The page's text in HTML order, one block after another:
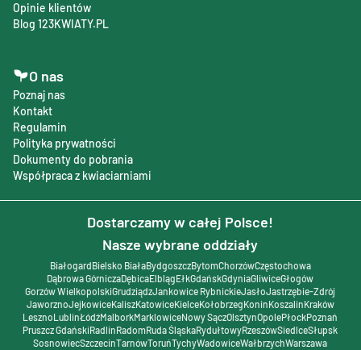
Opinie klientów
Blog 123KWIATY.PL
O nas
Poznaj nas
Kontakt
Regulamin
Polityka prywatności
Dokumenty do pobrania
Współpraca z kwiaciarniami
Dostarczamy w całej Polsce!
Nasze wybrane oddziały
BiałogardBielsko BiałaBydgoszczBytomChorzówCzęstochowa
Dąbrowa GórniczaDębicaElblągEłkGdańskGdyniaGliwiceGłogów
Gorzów WielkopolskiGrudziądzJankowice RybnickieJasłoJastrzębie-Zdrój
JaworznoJejkowiceKaliszKatowiceKielceKołobrzegKoninKoszalinKraków
LesznoLublinŁódźMalborkMarklowiceNowy SączOlsztynOpolePłockPoznań
Pruszcz GdańskiRadlinRadomRuda ŚląskaRydułtowyRzeszówSiedlceSłupsk
SosnowiecSzczecinTarnówToruńTychyWadowiceWałbrzychWarszawa